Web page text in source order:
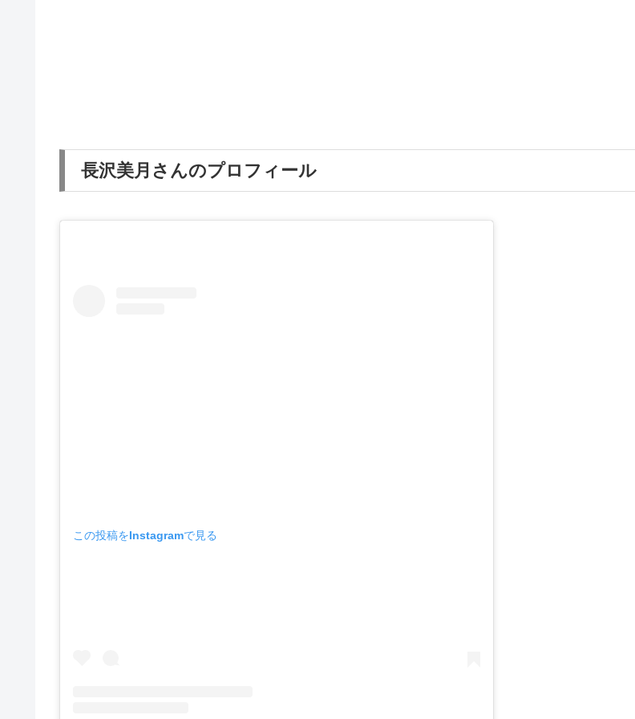
長沢美月さんのプロフィール
この投稿をInstagramで見る